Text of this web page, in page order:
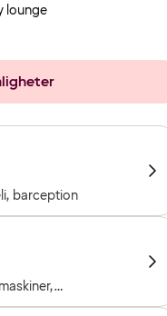
lounge
barception